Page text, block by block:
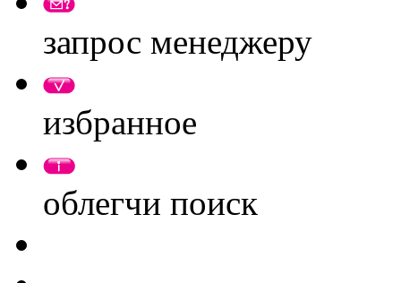
запрос менеджеру
избранное
облегчи поиск